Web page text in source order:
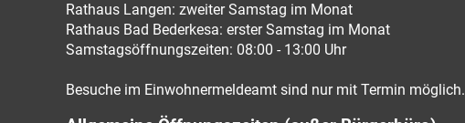
Rathaus Langen: zweiter Samstag im Monat
Rathaus Bad Bederkesa: erster Samstag im Monat
Samstagsöffnungszeiten: 08:00 - 13:00 Uhr
Besuche im Einwohnermeldeamt sind nur mit Termin möglich.